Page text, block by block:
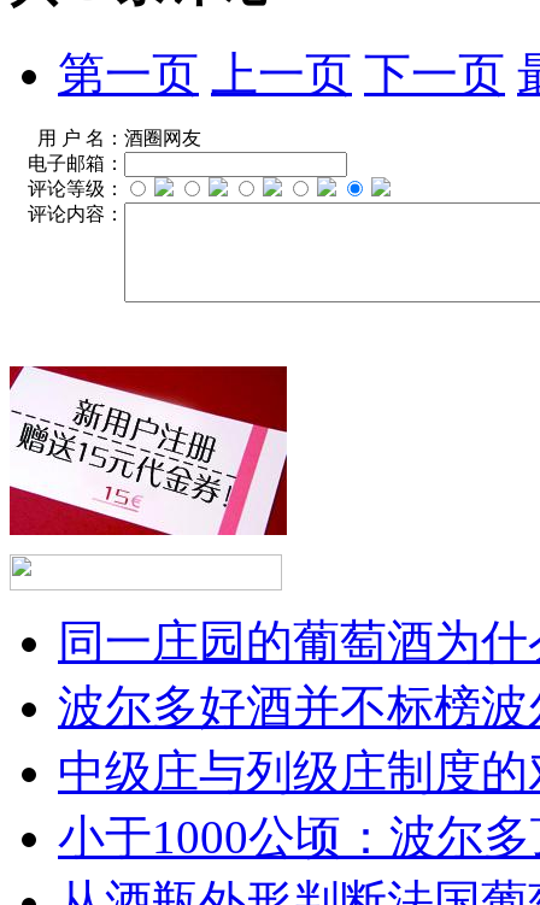
第一页 上一页 下一页
用 户 名： 酒圈网友
电子邮箱：
评论等级：
评论内容：
同一庄园的葡萄酒为
波尔多好酒并不标榜
中级庄与列级庄制度
小于1000公顷：波尔